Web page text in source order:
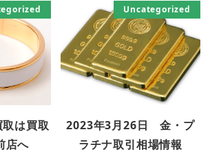
は買取
店へ
Uncategorized
2023年3月26日 金・プ
ラチナ取引相場情報